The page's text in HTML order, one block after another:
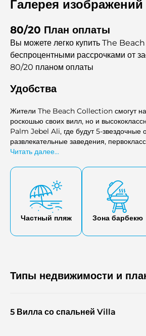
Анонсированная в сентябре 2024 года,
предложить жителям первоклассный
моря.
Галерея изображений
80/20 План оплаты
Вы можете легко купить The
беспроцентными рассрочками от
80/20 планом оплаты
Удобства
Жители The Beach Collection смогут
роскошью своих вилл, но и
Palm Jebel Ali, где будут 5-звездочные
развлекательные заведения,
широкий спектр возможностей для
непревзойденное сочетание роскоши,
потрясающей природной красоты.
Читать далее...
Частный пляж Зона барбекю
Типы недвижимости и
5 Вилла со спальней Villa